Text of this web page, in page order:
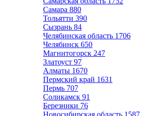
Самара 880
Тольятти 390
Сызрань 84
Челябинская область 1706
Челябинск 650
Магнитогорск 247
Златоуст 97
Алматы 1670
Пермский край 1631
Пермь 707
Соликамск 91
Березники 76
Новосибирская область 1587